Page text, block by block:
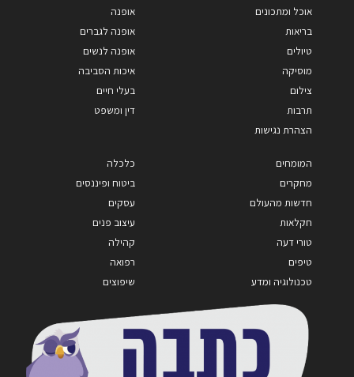
אוכל ומתכונים
בריאות
טיולים
מוסיקה
צילום
תרבות
הצהרת נגישות
אופנה
אופנה לגברים
אופנה לנשים
איכות הסביבה
בעלי חיים
דין ומשפט
המומחים
מחקרים
חדשות מהעולם
חקלאות
טורי דעה
טיפים
טכנולוגיה ומדע
כלכלה
ביטוח ופיננסים
עסקים
עיצוב פנים
קהילה
רפואה
שיפוצים